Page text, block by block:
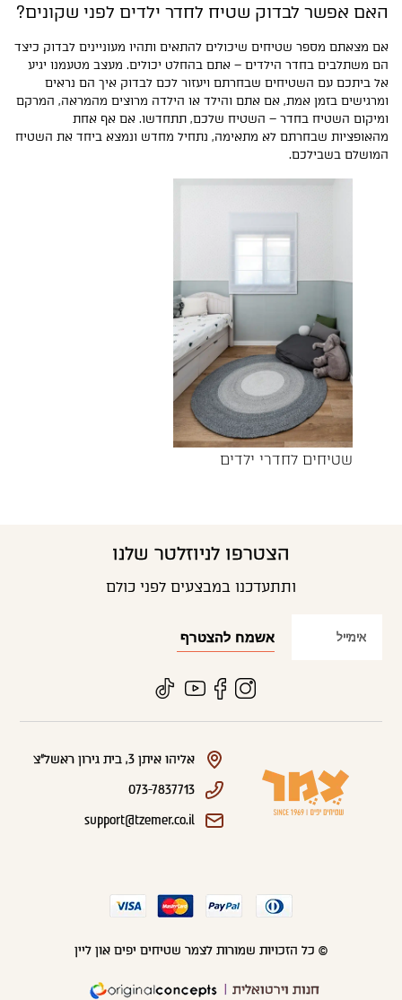
האם אפשר לבדוק שטיח לחדר ילדים לפני שקונים?
אם מצאתם מספר שטיחים שיכולים להתאים ותהיו מעוניינים לבדוק כיצד
הם משתלבים בחדר הילדים – אתם בהחלט יכולים. מעצב מטעמנו יגיע
אל ביתכם עם השטיחים שבחרתם ויעזור לכם לבדוק איך הם נראים
ומרגישים בזמן אמת, אם אתם והילד או הילדה מרוצים מהמראה, המרקם
ומיקום השטיח בחדר – השטיח שלכם, תתחדשו. אם אף אחת
מהאופציות שבחרתם לא מתאימה, נתחיל מחדש ונמצא ביחד את השטיח
המושלם בשבילכם.
שטיחים לחדרי ילדים
הצטרפו לניוזלטר שלנו
ותתעדכנו במבצעים לפני כולם
אליהו איתן 3, בית גירון ראשל"צ
073-7837713
support@tzemer.co.il
© כל הזכויות שמורות לצמר שטיחים יפים און ליין
חנות וירטואלית